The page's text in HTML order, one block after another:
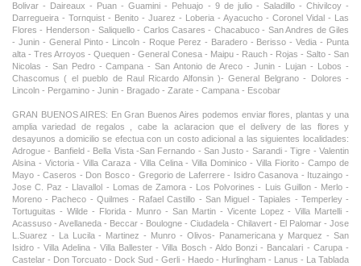
Bolivar - Daireaux - Puan - Guamini - Pehuajo - 9 de julio - Saladillo - Chivilcoy -
Darregueira - Tornquist - Benito - Juarez - Loberia - Ayacucho - Coronel Vidal - Las
Flores - Henderson - Saliquello - Carlos Casares - Chacabuco - San Andres de Giles
- Junin - General Pinto - Lincoln - Roque Perez - Baradero - Berisso - Vedia - Punta
alta - Tres Arroyos - Quequen - General Conesa - Maipu - Rauch - Rojas - Salto - San
Nicolas - San Pedro - Campana - San Antonio de Areco - Junin - Lujan - Lobos -
Chascomus ( el pueblo de Raul Ricardo Alfonsin )- General Belgrano - Dolores -
Lincoln - Pergamino - Junin - Bragado - Zarate - Campana - Escobar
GRAN BUENOS AIRES: En Gran Buenos Aires podemos enviar flores, plantas y una
amplia variedad de regalos , cabe la aclaracion que el delivery de las flores y
desayunos a domicilio se efectua con un costo adicional a las siguientes localidades:
Adrogue - Banfield - Bella Vista -San Fernando - San Justo - Sarandi - Tigre - Valentin
Alsina - Victoria - Villa Caraza - Villa Celina - Villa Dominico - Villa Fiorito - Campo de
Mayo - Caseros - Don Bosco - Gregorio de Laferrere - Isidro Casanova - Ituzaingo -
Jose C. Paz - Llavallol - Lomas de Zamora - Los Polvorines - Luis Guillon - Merlo -
Moreno - Pacheco - Quilmes - Rafael Castillo - San Miguel - Tapiales - Temperley -
Tortuguitas - Wilde - Florida - Munro - San Martin - Vicente Lopez - Villa Martelli -
Acassuso - Avellaneda - Beccar - Boulogne - Ciudadela - Chilavert - El Palomar - Jose
L.Suarez - La Lucila - Martinez - Munro - Olivos- Panamericana y Marquez - San
Isidro - Villa Adelina - Villa Ballester - Villa Bosch - Aldo Bonzi - Bancalari - Carupa -
Castelar - Don Torcuato - Dock Sud - Gerli - Haedo - Hurlingham - Lanus - La Tablada